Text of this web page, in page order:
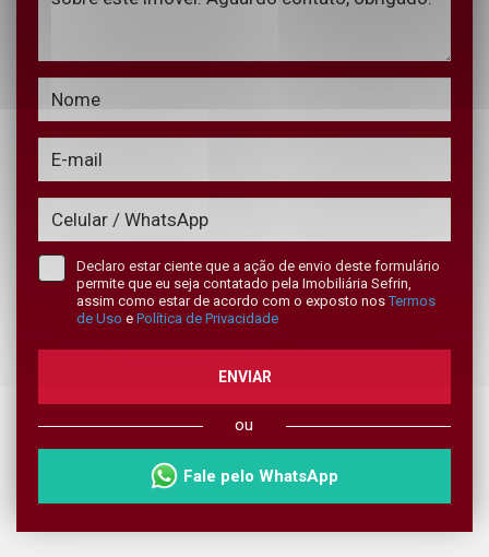
Declaro estar ciente que a ação de envio deste formulário
permite que eu seja contatado pela Imobiliária Sefrin,
assim como estar de acordo com o exposto nosTermos
de Uso e Política de Privacidade
ENVIAR
ou
Fale pelo WhatsApp